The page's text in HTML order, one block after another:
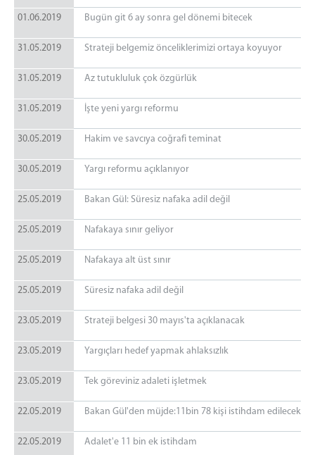
01.06.2019 Bugün git 6 ay sonra gel dönemi bitecek
31.05.2019 Strateji belgemiz önceliklerimizi ortaya koyuyor
31.05.2019 Az tutukluluk çok özgürlük
31.05.2019 İşte yeni yargı reformu
30.05.2019 Hakim ve savcıya coğrafi teminat
30.05.2019 Yargı reformu açıklanıyor
25.05.2019 Bakan Gül: Süresiz nafaka adil değil
25.05.2019 Nafakaya sınır geliyor
25.05.2019 Nafakaya alt üst sınır
25.05.2019 Süresiz nafaka adil değil
23.05.2019 Strateji belgesi 30 mayıs'ta açıklanacak
23.05.2019 Yargıçları hedef yapmak ahlaksızlık
23.05.2019 Tek göreviniz adaleti işletmek
22.05.2019 Bakan Gül'den müjde:11bin 78 kişi istihdam edilecek
22.05.2019 Adalet'e 11 bin ek istihdam